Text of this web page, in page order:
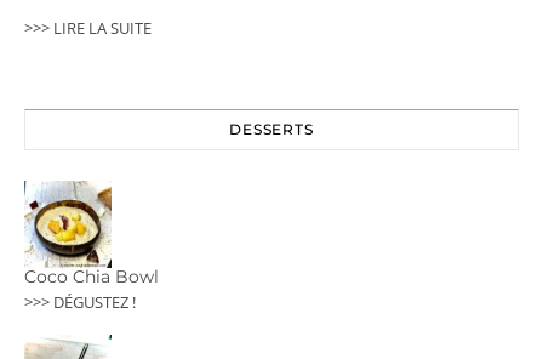
>>> LIRE LA SUITE
DESSERTS
Coco Chia Bowl
>>> DÉGUSTEZ !